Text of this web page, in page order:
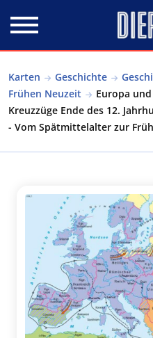
Karten Geschichte
Frühen Neuzeit
Europa
Kreuzzüge Ende des 12.
- Vom Spätmittelalter zur